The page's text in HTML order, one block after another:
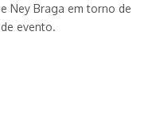
Ney Braga em torno de
evento.